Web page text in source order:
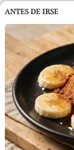
La
quizá
populista en
estaría
más cerca a
religiosos que
¿El
ANTES DE IRSE